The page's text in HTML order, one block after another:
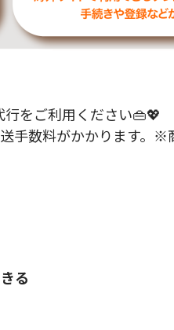
をご利用ください👜💖
手数料がかかります。※
る